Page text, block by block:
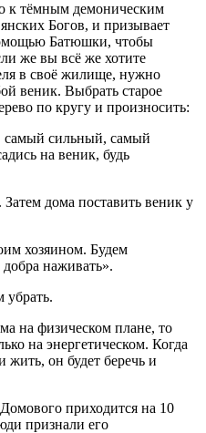
к тёмным демоническим
Богов, и призывает
Батюшки, чтобы
же вы всё же хотите
в своё жилище, нужно
веник. Выбрать старое
по кругу и произносить:
самый сильный, самый
на веник, будь
дома поставить веник у
хозяином. Будем
наживать».
убрать.
на физическом плане, то
на энергетическом. Когда
он будет беречь и
приходится на 10
признали его